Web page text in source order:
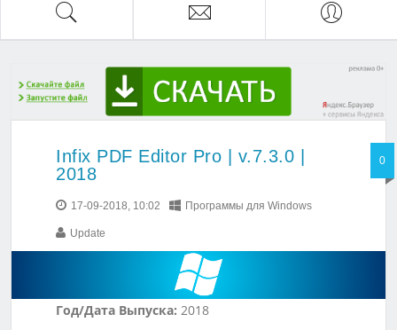
Infix PDF Editor Pro | v.7.3.0 |
2018
0
17-09-2018, 10:02 Программы для Windows
Update
Год/Дата Выпуска: 2018